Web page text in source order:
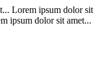
Lorem ipsum dolor sit
ipsum dolor sit amet...